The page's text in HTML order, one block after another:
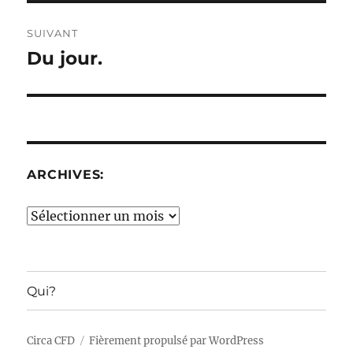
SUIVANT
Publication
Du jour.
ARCHIVES:
Archives:
Qui?
Circa CFD Fièrement propulsé par WordPress